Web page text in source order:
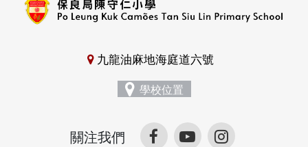
九龍油麻地海庭道六號
學校位置
關注我們